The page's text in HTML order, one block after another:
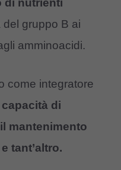
di nutrienti
del gruppo B ai
amminoacidi.
come integratore
capacità di
mantenimento
tant’altro.